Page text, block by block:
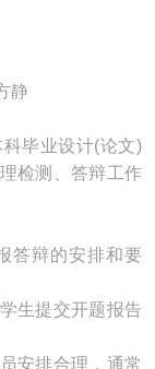
静
毕业设计(论文)
检测、答辩工作
辩的安排和要
生提交开题报告
安排合理，通常